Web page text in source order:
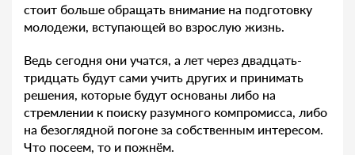
стоит больше обращать внимание на подготовку
молодежи, вступающей во взрослую жизнь.
Ведь сегодня они учатся, а лет через двадцать-
тридцать будут сами учить других и принимать
решения, которые будут основаны либо на
стремлении к поиску разумного компромисса, либо
на безоглядной погоне за собственным интересом.
Что посеем, то и пожнём.